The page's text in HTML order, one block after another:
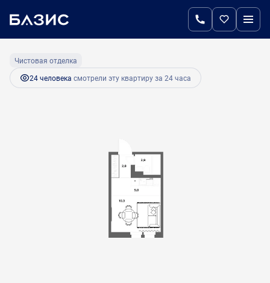
Студия21 м 4 515 000 руб.
Ипотекаот 21 629 руб.
Чистовая отделка
24 человекa смотрели эту квартиру за 24 часа